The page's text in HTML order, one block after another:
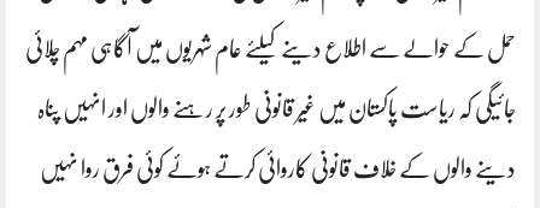
حمل کے حوالے سے اطلاع دینے کیلئے عام شہریوں میں آگاہی مہم چلائی
جائیگی کہ ریاست پاکستان میں غیر قانونی طور پر رہنے والوں اور انہیں پناہ
دینے والوں کے خلاف قانونی کاروائی کرتے ہوئے کوئی فرق روا نہیں